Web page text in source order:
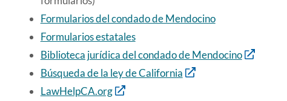
Formularios del condado de Mendocino
Formularios estatales
Biblioteca jurídica del condado de Mendocino
Búsqueda de la ley de California
LawHelpCA.org